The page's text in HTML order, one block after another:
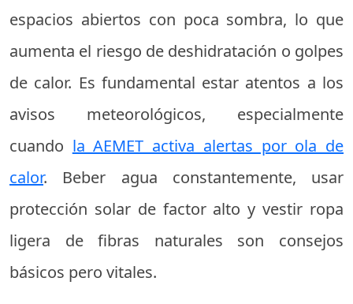
espacios abiertos con poca sombra, lo que
aumenta el riesgo de deshidratación o golpes
de calor. Es fundamental estar atentos a los
avisos meteorológicos, especialmente
cuando la AEMET activa alertas por ola de
calor. Beber agua constantemente, usar
protección solar de factor alto y vestir ropa
ligera de fibras naturales son consejos
básicos pero vitales.